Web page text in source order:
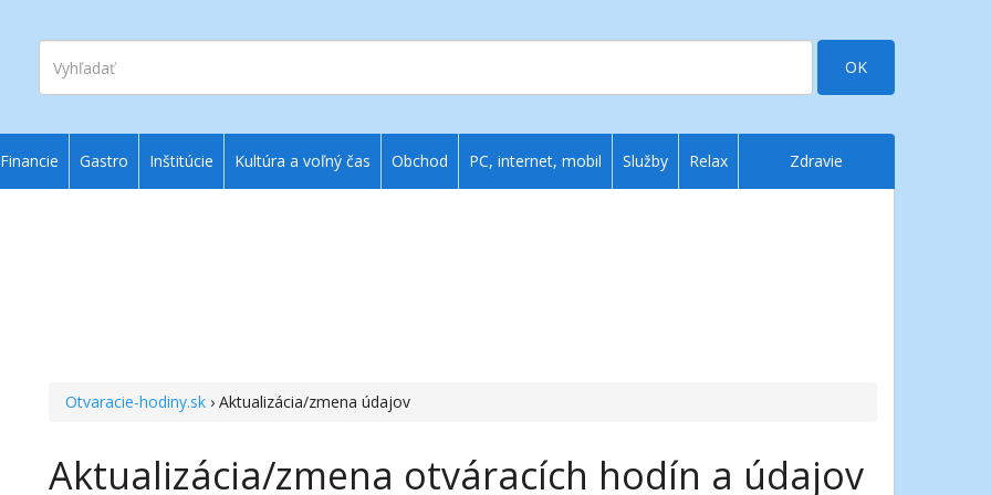
Vyhľadať
OK
Otvaracie-hodiny.sk › Aktualizácia/zmena údajov
Aktualizácia/zmena otváracích hodín a údajov
Financie Gastro Inštitúcie Kultúra a voľný čas Obchod PC, internet, mobil Služby Relax Zdravie